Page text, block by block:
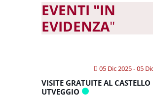
EVENTI "IN
EVIDENZA"
05 Dic 2025- 05
VISITE GRATUITE AL CASTELLO
UTVEGGIO